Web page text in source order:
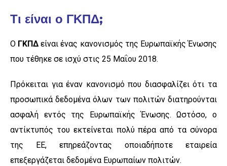
Τι είναι ο ΓΚΠΔ;
Ο ΓΚΠΔ είναι ένας κανονισμός της Ευρωπαϊκής Ένωσης
που τέθηκε σε ισχύ στις 25 Μαΐου 2018.
Πρόκειται για έναν κανονισμό που διασφαλίζει ότι τα
προσωπικά δεδομένα όλων των πολιτών διατηρούνται
ασφαλή εντός της Ευρωπαϊκής Ένωσης. Ωστόσο, ο
αντίκτυπός του εκτείνεται πολύ πέρα από τα σύνορα
της ΕΕ, επηρεάζοντας οποιαδήποτε εταιρεία
επεξεργάζεται δεδομένα Ευρωπαίων πολιτών.